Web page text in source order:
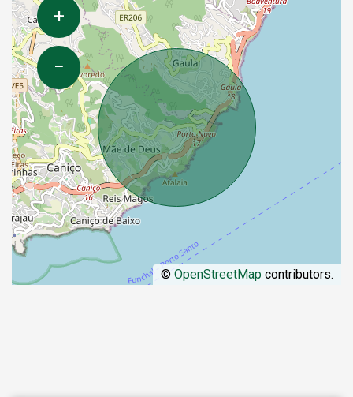
+
−
© OpenStreetMap contributors.